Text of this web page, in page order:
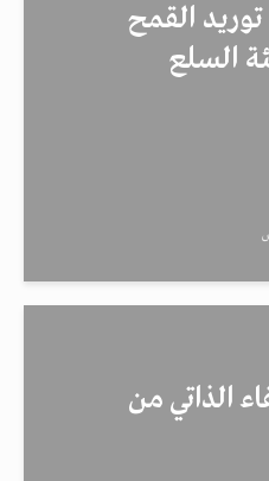
توريد القمح
السلع
الذاتي من